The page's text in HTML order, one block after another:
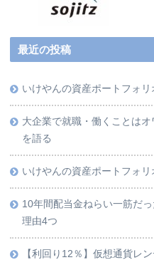
最近の投稿
いけやんの資産ポートフォリ
大企業で就職・働くことは
を語る
いけやんの資産ポートフォリ
10年間配当金ねらい一筋だ
理由4つ
【利回り12％】仮想通貨レ